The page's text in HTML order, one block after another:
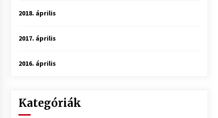
2018. április
2017. április
2016. április
Kategóriák